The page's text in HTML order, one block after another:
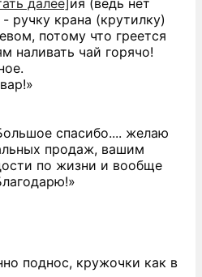
ручку крана (крутилку)
потому что греется
наливать чай горячо!
»
спасибо.... желаю
продаж, вашим
по жизни и вообще
поднос, кружочки как в